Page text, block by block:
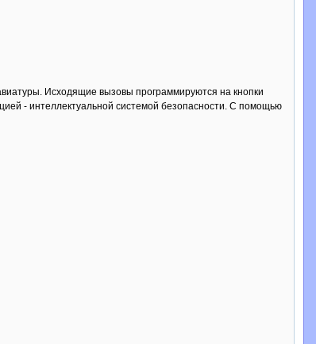
Исходящие вызовы программируются на кнопки
- интеллектуальной системой безопасности. С помощью